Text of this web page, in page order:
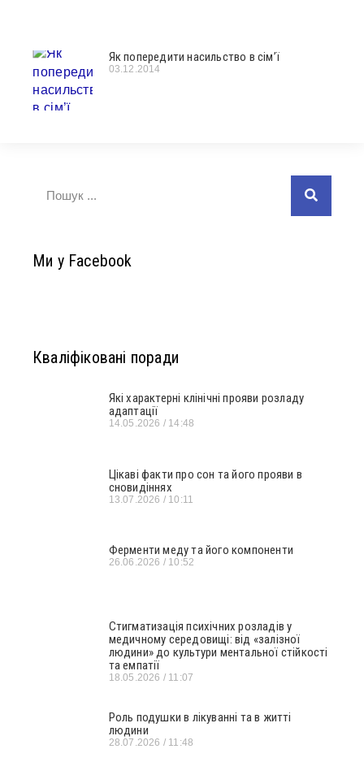
Як попередити насильство в сім’ї
03.12.2014
Ми у Facebook
Кваліфіковані поради
Які характерні клінічні прояви розладу
адаптації
14.05.2026 14:48
Цікаві факти про сон та його прояви в
сновидіннях
13.07.2026 10:11
Ферменти меду та його компоненти
26.06.2026 10:52
Стигматизація психічних розладів у
медичному середовищі: від «залізної
людини» до культури ментальної стійкості
та емпатії
18.05.2026 11:07
Роль подушки в лікуванні та в житті
людини
28.07.2026 11:48